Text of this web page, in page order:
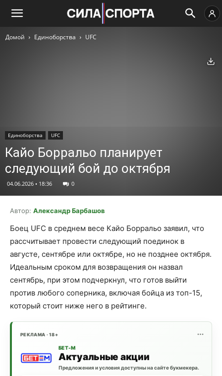
Домой Единоборства UFC
Единоборства UFC
Кайо Борральо планирует
следующий бой до октября
04.06.2026 • 18:36 0
Автор: Александр Барбашов
Боец UFC в среднем весе Кайо Борральо заявил, что
рассчитывает провести следующий поединок в
августе, сентябре или октябре, но не позднее октября.
Идеальным сроком для возвращения он назвал
сентябрь, при этом подчеркнул, что готов выйти
против любого соперника, включая бойца из топ-15,
который стоит ниже него в рейтинге.
РЕКЛАМА · 18+
БЕТ-М
Актуальные акции
Предложения и условия доступны на сайте букмекера.